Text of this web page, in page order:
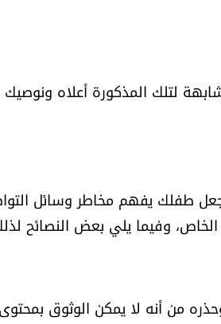
لتلك المذكورة أعلاه ونوصيك
جعل طفلك يفهم مخاطر وسائل
وفيما يلي بعض النصائح
من أنه لا يمكن الوثوق